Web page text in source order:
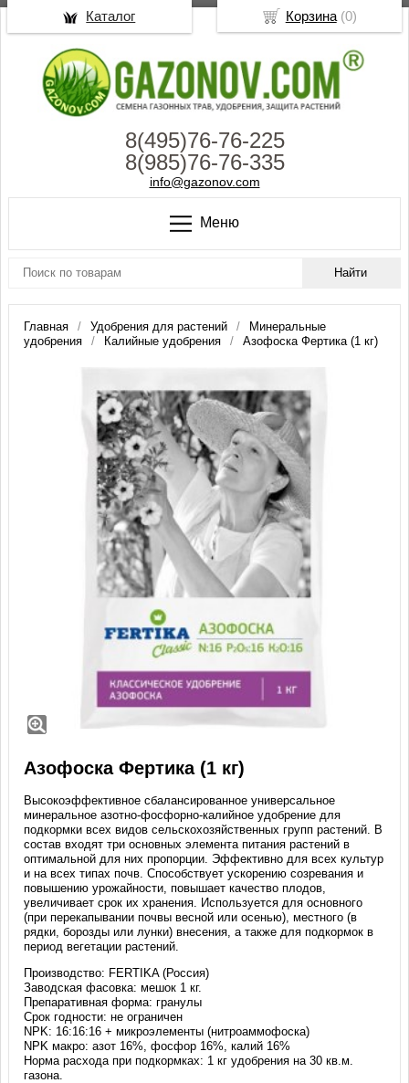
8(495)76-76-225
8(985)76-76-335
info@gazonov.com
Меню
Главная Удобрения для растений
Минеральные
удобрения
Калийные удобрения Азофоска Фертика (1 кг)
Азофоска Фертика (1 кг)
Высокоэффективное сбалансированное универсальное
минеральное азотно-фосфорно-калийное удобрение для
подкормки всех видов сельскохозяйственных групп растений. В
состав входят три основных элемента питания растений в
оптимальной для них пропорции. Эффективно для всех культур
и на всех типах почв. Способствует ускорению созревания и
повышению урожайности, повышает качество плодов,
увеличивает срок их хранения. Используется для основного
(при перекапывании почвы весной или осенью), местного (в
рядки, борозды или лунки) внесения, а также для подкормок в
период вегетации растений.
Производство: FERTIKA (Россия)
Заводская фасовка: мешок 1 кг.
Препаративная форма: гранулы
Срок годности: не ограничен
NPK: 16:16:16 + микроэлементы (нитроаммофоска)
NPK макро: азот 16%, фосфор 16%, калий 16%
Норма расхода при подкормках: 1 кг удобрения на 30 кв.м.
газона.
Корзина(0)
Каталог